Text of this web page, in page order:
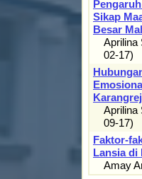
Sikap
Besar
Aprilina
02-17)
Aprilina
09-17)
Faktor-
Lansia di
Amay